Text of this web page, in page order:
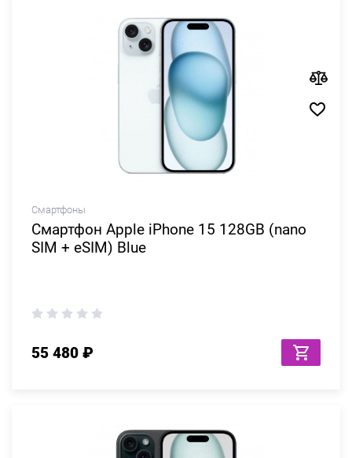
Смартфоны
Смартфон Apple iPhone 15 128GB (nano
SIM + eSIM) Blue
55 480 ₽